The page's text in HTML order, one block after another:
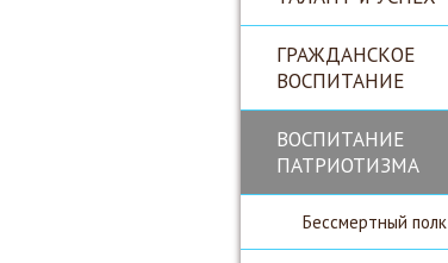
ГРАЖДАНСКОЕ
ВОСПИТАНИЕ
ВОСПИТАНИЕ
ПАТРИОТИЗМА
Бессмертный полк